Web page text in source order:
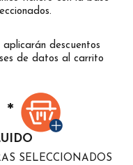
aplicarán descuentos
de datos al carrito
*
SELECCIONADOS